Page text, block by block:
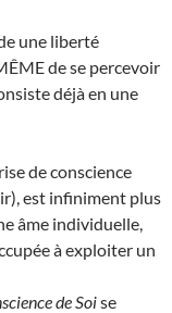
une liberté
de se percevoir
déjà en une
de conscience
est infiniment plus
âme individuelle,
à exploiter un
de Soise